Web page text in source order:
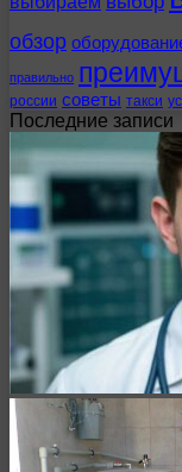
обзор
правильно
россии советы такси
Последние записи